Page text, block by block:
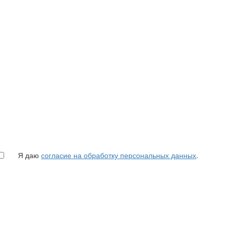
Я даю согласие на обработку персональных данных.